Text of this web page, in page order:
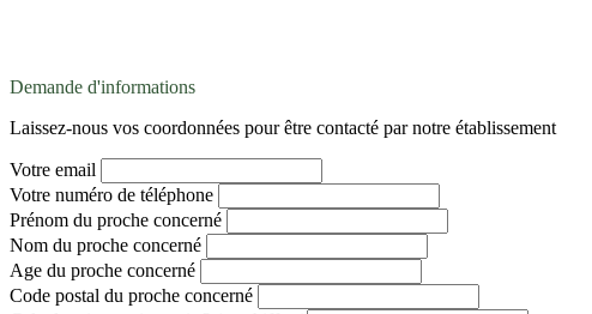
Demande d'informations
Laissez-nous vos coordonnées pour être contacté par notre établissement
Votre email
Votre numéro de téléphone
Prénom du proche concerné
Nom du proche concerné
Age du proche concerné
Code postal du proche concerné